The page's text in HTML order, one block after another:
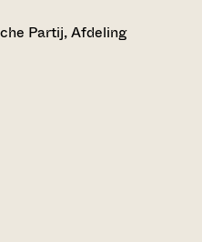
Partij, Afdeling